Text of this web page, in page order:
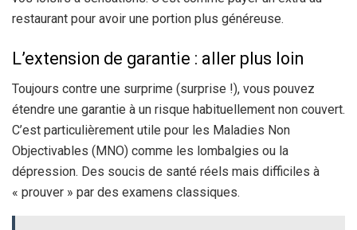
restaurant pour avoir une portion plus généreuse.
L’extension de garantie : aller plus loin
Toujours contre une surprime (surprise !), vous pouvez
étendre une garantie à un risque habituellement non couvert.
C’est particulièrement utile pour les Maladies Non
Objectivables (MNO) comme les lombalgies ou la
dépression. Des soucis de santé réels mais difficiles à
« prouver » par des examens classiques.